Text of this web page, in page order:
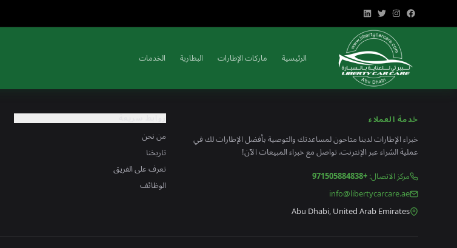
الرئيسية ماركات الإطارات البطارية الخدمات
خدمة العملاء
خبراء الإطارات لدينا متاحون لمساعدتك والتوصية بأفضل الإطارات لك في
عملية الشراء عبر الإنترنت. تواصل مع خبراء المبيعات الآن!
مركز الاتصال:
+971505884838
info@libertycarcare.ae
Abu Dhabi, United Arab Emirates
من نحن
تاريخنا
تعرف على الفريق
الوظائف